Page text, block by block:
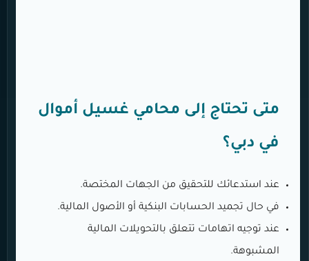
متى تحتاج إلى محامي غسيل أموال
في دبي؟
عند استدعائك للتحقيق من الجهات المختصة.
في حال تجميد الحسابات البنكية أو الأصول المالية.
عند توجيه اتهامات تتعلق بالتحويلات المالية
المشبوهة.